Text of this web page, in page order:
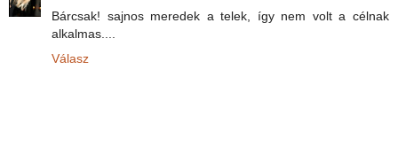
Bárcsak! sajnos meredek a telek, így nem volt a célnak
alkalmas....
Válasz